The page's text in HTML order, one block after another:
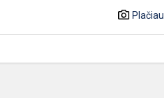
Plačiau